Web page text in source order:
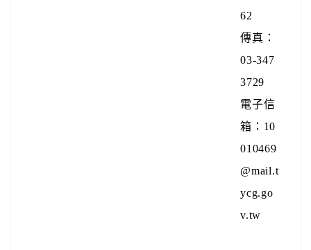
62
傳真：
03-347
3729
電子信
箱：10
010469
@mail.t
ycg.go
v.tw